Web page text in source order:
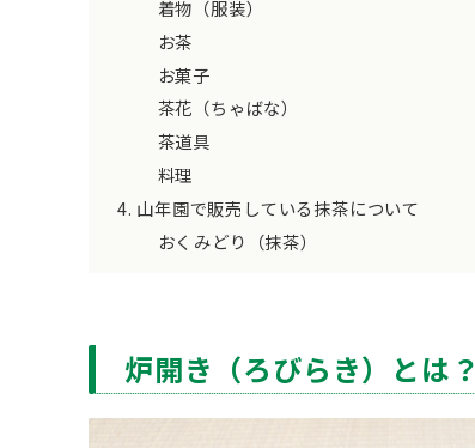
着物（服装）
お茶
お菓子
茶花（ちゃばな）
茶道具
料理
山年園で販売している抹茶について
おくみどり（抹茶）
炉開き（ろびらき）とは？